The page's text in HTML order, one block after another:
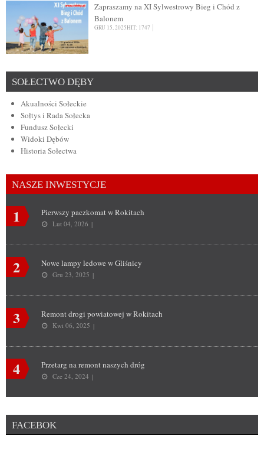
Zapraszamy na XI Sylwestrowy Bieg i Chód z
Balonem
GRU 15, 2025HIT: 1747
SOŁECTWO DĘBY
Akualności Sołeckie
Sołtys i Rada Sołecka
Fundusz Sołecki
Widoki Dębów
Historia Sołectwa
NASZE INWESTYCJE
1 Pierwszy paczkomat w Rokitach
Lut 04, 2026
2 Nowe lampy ledowe w Gliśnicy
Gru 23, 2025
3 Remont drogi powiatowej w Rokitach
Kwi 06, 2025
4 Przetarg na remont naszych dróg
Cze 24, 2024
FACEBOK